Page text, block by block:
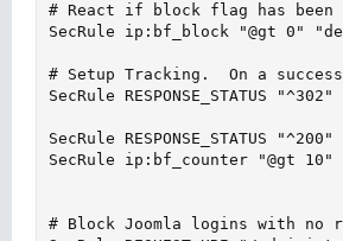
# React if block flag has been
SecRule ip:bf_block "@gt 0"
# Setup Tracking.  On a
SecRule RESPONSE_STATUS
SecRule RESPONSE_STATUS
SecRule ip:bf_counter "@gt
# Block Joomla logins with no